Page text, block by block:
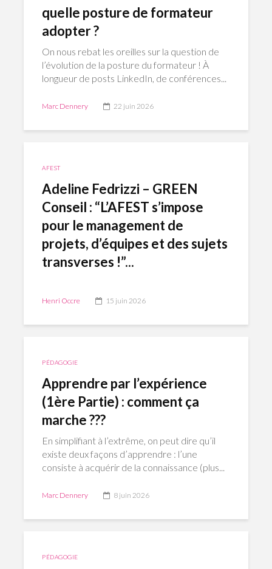
quelle posture de formateur
adopter ?
On nous rebat les oreilles sur la question de
l’évolution de la posture du formateur ! À
longueur de posts LinkedIn, de conférences...
Marc Dennery 22 juin 2026
AFEST
Adeline Fedrizzi – GREEN
Conseil : “L’AFEST s’impose
pour le management de
projets, d’équipes et des sujets
transverses !”...
Henri Occre 15 juin 2026
PÉDAGOGIE
Apprendre par l’expérience
(1ère Partie) : comment ça
marche ???
En simplifiant à l’extrême, on peut dire qu’il
existe deux façons d’apprendre : l’une
consiste à acquérir de la connaissance (plus...
Marc Dennery 8 juin 2026
PÉDAGOGIE